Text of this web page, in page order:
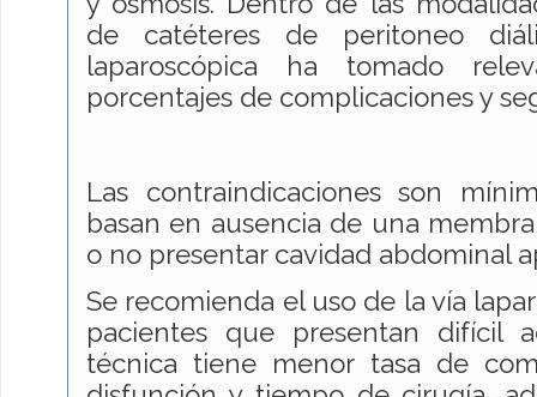
de catéteres de peritoneo
laparoscópica ha tomado
porcentajes de complicaciones y
Las contraindicaciones son
basan en ausencia de una
o no presentar cavidad abdominal
Se recomienda el uso de la vía
pacientes que presentan difícil
técnica tiene menor tasa de